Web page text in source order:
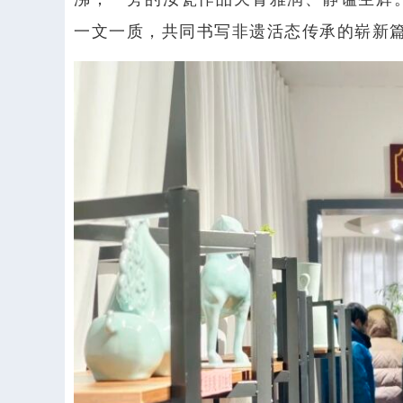
一文一质，共同书写非遗活态传承的崭新